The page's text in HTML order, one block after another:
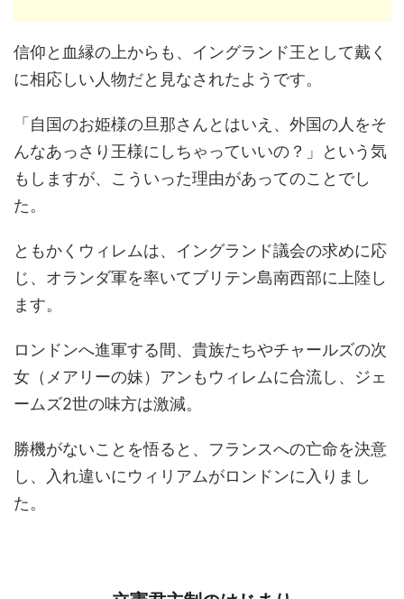
信仰と血縁の上からも、イングランド王として戴く
に相応しい人物だと見なされたようです。
「自国のお姫様の旦那さんとはいえ、外国の人をそ
んなあっさり王様にしちゃっていいの？」という気
もしますが、こういった理由があってのことでし
た。
ともかくウィレムは、イングランド議会の求めに応
じ、オランダ軍を率いてブリテン島南西部に上陸し
ます。
ロンドンへ進軍する間、貴族たちやチャールズの次
女（メアリーの妹）アンもウィレムに合流し、ジェ
ームズ2世の味方は激減。
勝機がないことを悟ると、フランスへの亡命を決意
し、入れ違いにウィリアムがロンドンに入りまし
た。